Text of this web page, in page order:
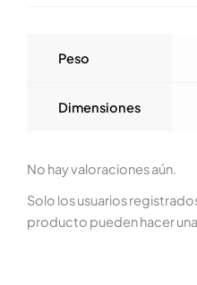
Peso
Dimensiones
No hay valoraciones aún.
Solo los usuarios
producto pueden hacer